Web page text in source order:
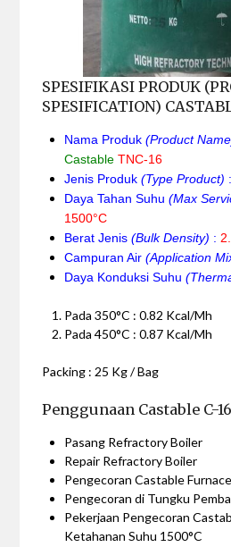
SPESIFIKASI PRODUK
SPESIFICATION)
Nama Produk(Product
Castable TNC-16
Jenis Produk(Type Product)
Daya Tahan Suhu(Max
1500°C
Berat Jenis(Bulk Density) :
Campuran Air(Application
Daya Konduksi Suhu
Pada 350°C : 0.82 Kcal/Mh
Pada 450°C : 0.87 Kcal/Mh
Packing : 25 Kg / Bag
Penggunaan Castable C-16
Pasang Refractory Boiler
Repair Refractory Boiler
Pengecoran Castable
Pengecoran di Tungku
Pekerjaan Pengecoran
Ketahanan Suhu 1500°C